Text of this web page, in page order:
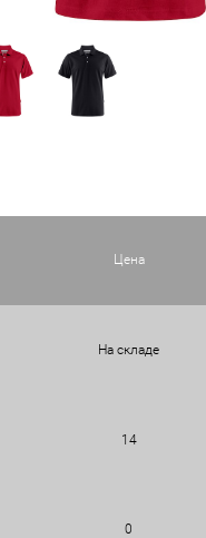
Цена
На складе
14
0